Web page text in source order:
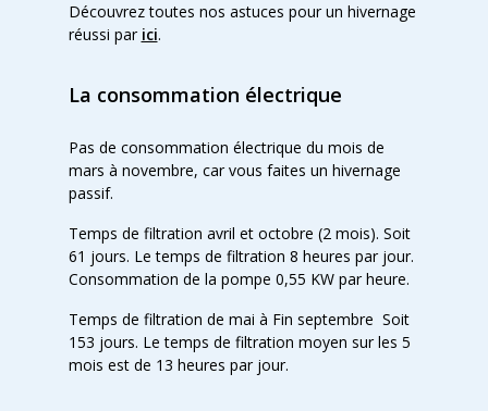
Découvrez toutes nos astuces pour un hivernage
réussi par ici.
La consommation électrique
Pas de consommation électrique du mois de
mars à novembre, car vous faites un hivernage
passif.
Temps de filtration avril et octobre (2 mois). Soit
61 jours. Le temps de filtration 8 heures par jour.
Consommation de la pompe 0,55 KW par heure.
Temps de filtration de mai à Fin septembre Soit
153 jours. Le temps de filtration moyen sur les 5
mois est de 13 heures par jour.